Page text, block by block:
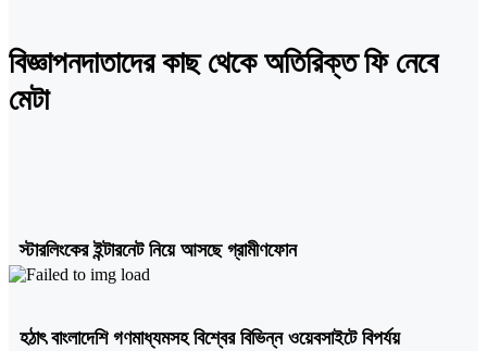
বিজ্ঞাপনদাতাদের কাছ থেকে অতিরিক্ত ফি নেবে
মেটা
স্টারলিংকের ইন্টারনেট নিয়ে আসছে গ্রামীণফোন
হঠাৎ বাংলাদেশি গণমাধ্যমসহ বিশ্বের বিভিন্ন ওয়েবসাইটে বিপর্যয়